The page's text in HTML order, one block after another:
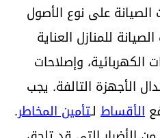
الصيانة على نوع الأصول
للمنازل العناية
الكهربائية، وإصلاحات
الأجهزة التالفة. يجب
الأقساط لـتأمين المخاطر.